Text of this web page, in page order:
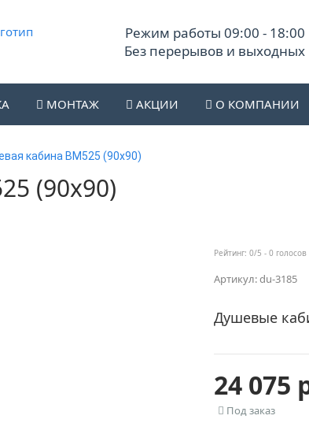
Режим работы 09:00 - 18:00
Без перерывов и выходных
МОНТАЖ АКЦИИ О КОМПАНИИ
кабина ВМ525 (90х90)
(90х90)
Рейтинг: 0/5 - 0 голосов
Артикул: du-3185
Душевые
24 075
Под заказ